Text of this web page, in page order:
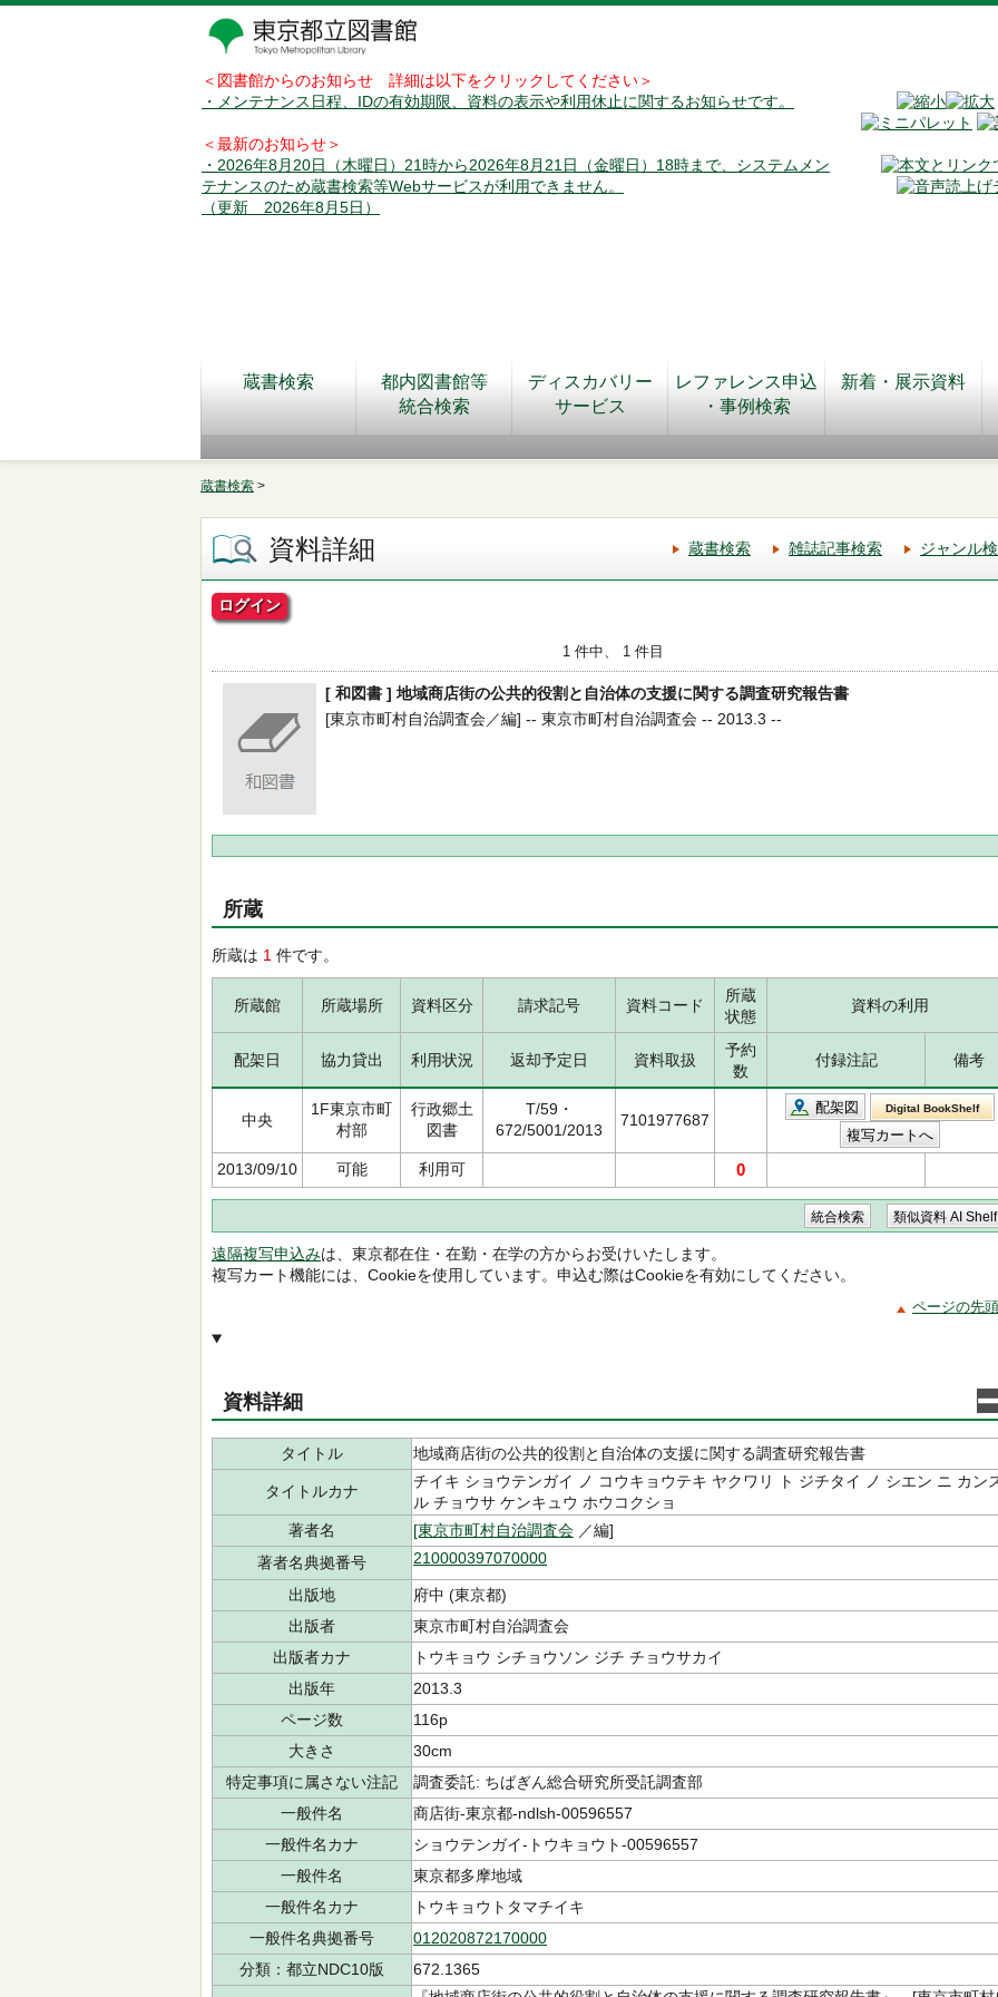
＜図書館からのお知らせ 詳細は以下をクリックしてください＞
・メンテナンス日程、IDの有効期限、資料の表示や利用休止に関するお知らせです。
＜最新のお知らせ＞
・2026年8月20日（木曜日）21時から2026年8月21日（金曜日）18時まで、システムメン
テナンスのため蔵書検索等Webサービスが利用できません。
（更新 2026年8月5日）
蔵書検索
都内図書館等
統合検索
ディスカバリー
サービス
レファレンス申込
・事例検索
新着・展示資料
蔵書検索 >
資料詳細 蔵書検索 雑誌記事検索 ジャンル
ログイン
1 件中、 1 件目
[ 和図書 ] 地域商店街の公共的役割と自治体の支援に関する調査研究報告書
[東京市町村自治調査会／編] -- 東京市町村自治調査会 -- 2013.3 --
所蔵
所蔵は 1 件です。
所蔵館 所蔵場所 資料区分 請求記号 資料コード
所蔵
状態
資料の利用
配架日 協力貸出 利用状況 返却予定日 資料取扱
予約
数
付録注記 備考
中央
1F東京市町
村部
行政郷土
図書
T/59・
672/5001/2013
7101977687
配架図 Digital BookShelf
2013/09/10 可能 利用可 0
遠隔複写申込みは、東京都在住・在勤・在学の方からお受けいたします。
複写カート機能には、Cookieを使用しています。申込む際はCookieを有効にしてください。
ページの先
資料詳細
タイトル 地域商店街の公共的役割と自治体の支援に関する調査研究報告書
タイトルカナ
チイキ ショウテンガイ ノ コウキョウテキ ヤクワリ ト ジチタイ ノ シエン ニ カン
ル チョウサ ケンキュウ ホウコクショ
著者名
[東京市町村自治調査会 ／編]
著者名典拠番号
210000397070000
出版地
府中 (東京都)
出版者
東京市町村自治調査会
出版者カナ
トウキョウ シチョウソン ジチ チョウサカイ
出版年
2013.3
ページ数
116p
大きさ
30cm
特定事項に属さない注記
調査委託: ちばぎん総合研究所受託調査部
一般件名
商店街-東京都-ndlsh-00596557
一般件名カナ
ショウテンガイ-トウキョウト-00596557
一般件名
東京都多摩地域
一般件名カナ
トウキョウトタマチイキ
一般件名典拠番号
012020872170000
分類：都立NDC10版
672.1365